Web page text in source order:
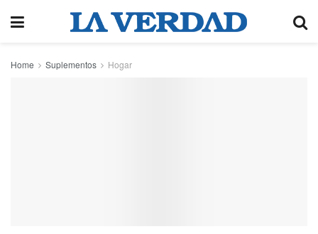
Home Suplementos Hogar